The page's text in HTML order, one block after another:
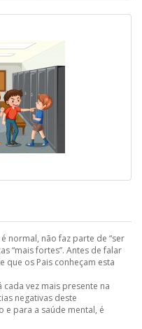
normal, não faz parte de “ser
“mais fortes”. Antes de falar
que os Pais conheçam esta
vez mais presente na
negativas deste
para a saúde mental, é